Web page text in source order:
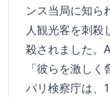
ンス当局に知ら
人観光客を刺殺
殺されました。
「彼らを激しく
パリ検察庁は、